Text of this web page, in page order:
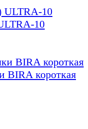
10
BIRA короткая